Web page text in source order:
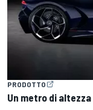
PRODOTTO
Un metro di